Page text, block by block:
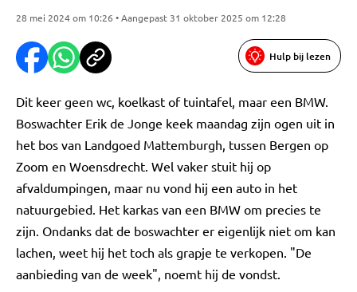
28 mei 2024 om 10:26 • Aangepast 31 oktober 2025 om 12:28
Hulp bij lezen
Dit keer geen wc, koelkast of tuintafel, maar een BMW.
Boswachter Erik de Jonge keek maandag zijn ogen uit in
het bos van Landgoed Mattemburgh, tussen Bergen op
Zoom en Woensdrecht. Wel vaker stuit hij op
afvaldumpingen, maar nu vond hij een auto in het
natuurgebied. Het karkas van een BMW om precies te
zijn. Ondanks dat de boswachter er eigenlijk niet om kan
lachen, weet hij het toch als grapje te verkopen. "De
aanbieding van de week", noemt hij de vondst.